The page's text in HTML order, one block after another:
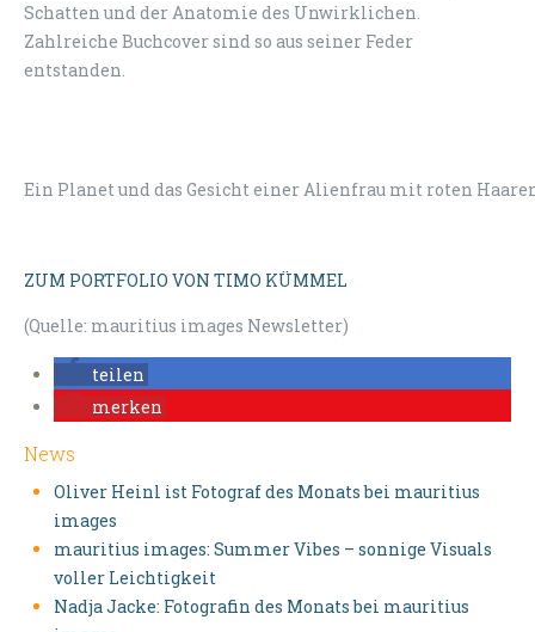
Schatten und der Anatomie des Unwirklichen.
Zahlreiche Buchcover sind so aus seiner Feder
entstanden.
Ein Planet und das Gesicht einer Alienfrau mit roten
ZUM PORTFOLIO VON TIMO KÜMMEL
(Quelle: mauritius images Newsletter)
teilen
merken
News
Oliver Heinl ist Fotograf des Monats bei mauritius
images
mauritius images: Summer Vibes – sonnige Visuals
voller Leichtigkeit
Nadja Jacke: Fotografin des Monats bei mauritius